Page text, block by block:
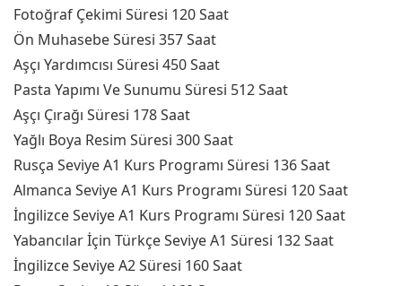
Fotoğraf Çekimi Süresi 120 Saat
Ön Muhasebe Süresi 357 Saat
Aşçı Yardımcısı Süresi 450 Saat
Pasta Yapımı Ve Sunumu Süresi 512 Saat
Aşçı Çırağı Süresi 178 Saat
Yağlı Boya Resim Süresi 300 Saat
Rusça Seviye A1 Kurs Programı Süresi 136 Saat
Almanca Seviye A1 Kurs Programı Süresi 120 Saat
İngilizce Seviye A1 Kurs Programı Süresi 120 Saat
Yabancılar İçin Türkçe Seviye A1 Süresi 132 Saat
İngilizce Seviye A2 Süresi 160 Saat